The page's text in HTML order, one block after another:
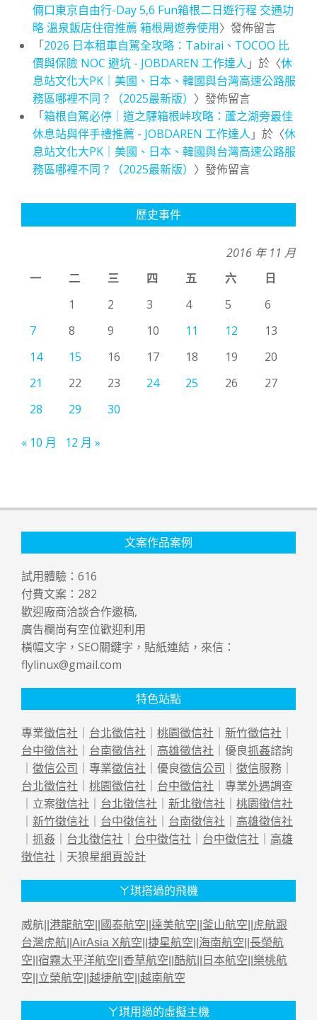
倆口東京自由行-Day 5,6 Fun箱根二日遊行程 交通功
略 溫泉飯店住宿推薦 箱根周遊券使用〉發佈留言
「2026 日本租車自駕全攻略：Tabirai、TOCOO 比
價與保險 NOC 避坑 - JOBDAREN 工作達人 」於〈休
息站文化大PK｜美國、日本、韓國與台灣高速公路服
務區哪裡不同？（2025最新版） 〉發佈留言
「箱根自駕必停｜道之驛箱根峠攻略：蘆之湖旁最佳
休息站與伴手禮推薦 - JOBDAREN 工作達人 」於〈休
息站文化大PK｜美國、日本、韓國與台灣高速公路服
務區哪裡不同？（2025最新版） 〉發佈留言
歷史事件
2016 年 11 月
一
二 三 四 五 六
日
1
2 3 4 5
6
7
8 9 10 11 12
13
14
15 16 17 18 19
20
21
22 23 24 25 26
27
28
29 30
« 10 月 12 月 »
文案作品案例
試用體驗： 616
付費文案： 282
歡迎廠商洽談合作邀稿,
廣告欄尚有空位歡迎利用
橫幅文字，SEO關鍵字，貼紙連結，來信：
flylinux@gmail.com
特色站點
專業徵信社 台北徵信社 桃園徵信社 新竹徵信社
台中徵信社
台南徵信社 高雄徵信社 ｜優良抓姦諮詢
徵信公司 ｜專業徵信社 ｜優良徵信公司 徵信服務｜
台北徵信社
桃園徵信社 台中徵信社 ｜專業外遇調查
｜立案徵信社 台北徵信社 新北徵信社
桃園徵信社
新竹徵信社 台中徵信社 台南徵信社
高雄徵信社
抓姦 台北徵信社 台中徵信社 台中徵信社
高雄
徵信社 ｜天狼星網頁設計
ㄚ琪搭過的飛機
威航|| 港龍航空 國泰航空 達美航空 釜山航空
虎航跟
台灣虎航 AirAsia X航空 捷星航空 海南航空 長榮航
空 宿霧太平洋航空 香草航空 酷航 日本航空 樂桃航
空 立榮航空 越捷航空 越南航空
ㄚ琪用過的虛擬主機